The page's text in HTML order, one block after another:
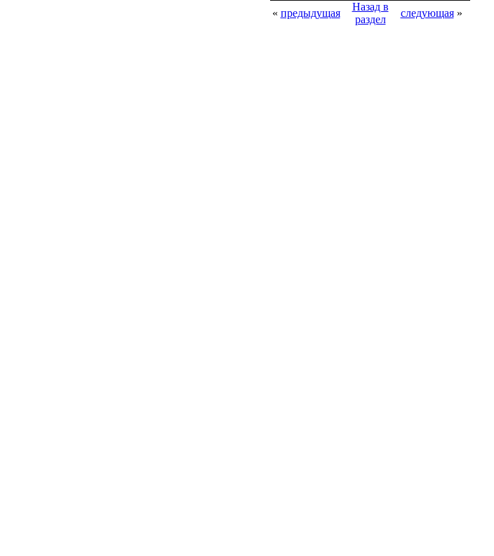
« предыдущая
Назад в
раздел
следующая»